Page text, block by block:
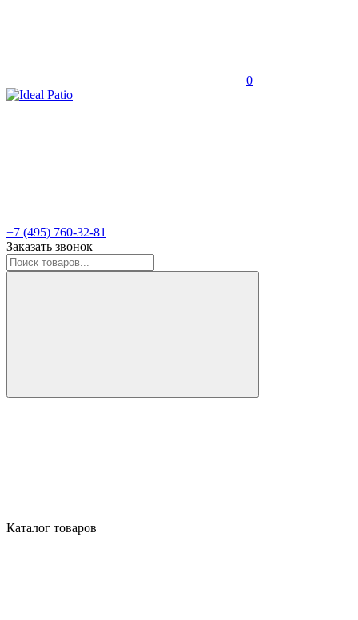
0
+7 (495) 760-32-81
Заказать звонок
Каталог товаров